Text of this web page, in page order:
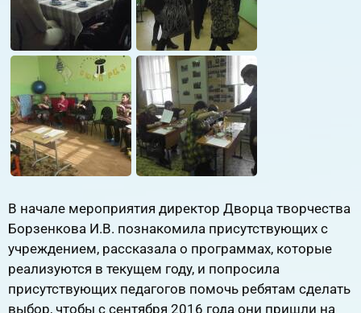
В начале мероприятия директор Дворца творчества
Борзенкова И.В. познакомила присутствующих с
учреждением, рассказала о программах, которые
реализуются в текущем году, и попросила
присутствующих педагогов помочь ребятам сделать
выбор, чтобы с сентября 2016 года они пришли на